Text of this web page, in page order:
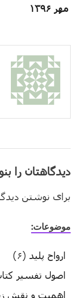
مهر ۱۳۹۶
دیدگاهتان را
برای نوشتن
موضوعات:
ارواح پلید (۶)
اصول تفسیر
اهمیت و نقش